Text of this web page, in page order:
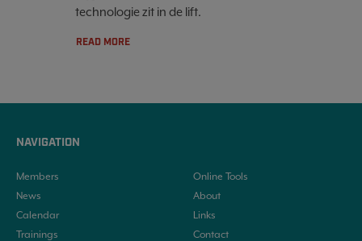
technologie zit in de lift.
READ MORE
NAVIGATION
Members
News
Calendar
Trainings
Online Tools
About
Links
Contact